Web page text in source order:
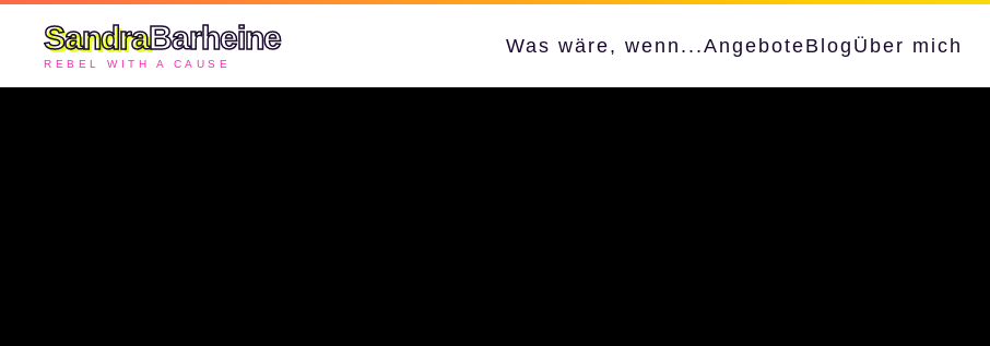
SandraBarheine
REBEL WITH A CAUSE
Was wäre, wenn...AngeboteBlog Über mich